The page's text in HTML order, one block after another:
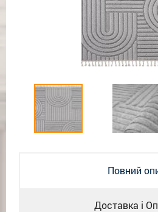
Повний
Доставка і